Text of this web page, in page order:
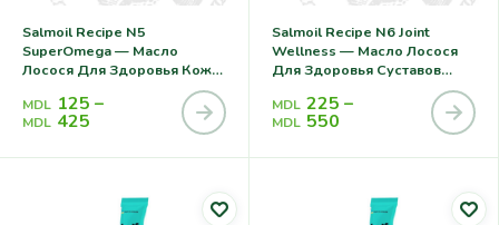
Salmoil Recipe N5
SuperOmega — Масло
Лосося Для Здоровья Кожи
И Шерсти Кошек И Собак
MDL 125 –
MDL 425
Salmoil Recipe N6 Joint
Wellness — Масло Лосося
Для Здоровья Суставов
MDL 225 –
MDL 550